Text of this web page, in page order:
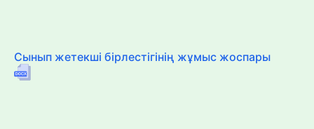
Сынып жетекші бірлестігінің жұмыс жоспары